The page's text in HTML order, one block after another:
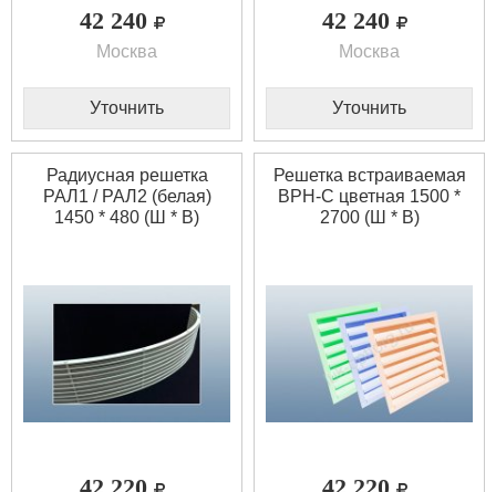
42 240
Москва
Уточнить
42 240
Москва
Уточнить
Радиусная решетка
РАЛ1 / РАЛ2 (белая)
1450 * 480 (Ш * В)
Решетка встраиваемая
ВРН-С цветная 1500 *
2700 (Ш * В)